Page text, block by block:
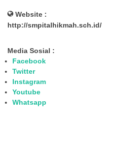
Website :
http://smpitalhikmah.sch.id/
Media Sosial :
Facebook
Twitter
Instagram
Youtube
Whatsapp